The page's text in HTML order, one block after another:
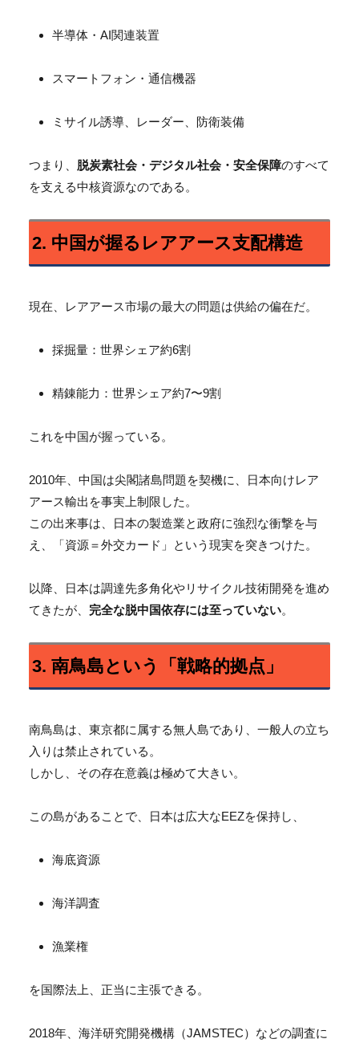
半導体・AI関連装置
スマートフォン・通信機器
ミサイル誘導、レーダー、防衛装備
つまり、 脱炭素社会・デジタル社会・安全保障のすべて
を支える中核資源なのである。
2. 中国が握るレアアース支配構造
現在、レアアース市場の最大の問題は供給の偏在だ。
採掘量：世界シェア約6割
精錬能力：世界シェア約7〜9割
これを中国が握っている。
2010年、中国は尖閣諸島問題を契機に、日本向けレア
アース輸出を事実上制限した。
この出来事は、日本の製造業と政府に強烈な衝撃を与
え、「資源＝外交カード」という現実を突きつけた。
以降、日本は調達先多角化やリサイクル技術開発を進め
てきたが、 完全な脱中国依存には至っていない。
3. 南鳥島という「戦略的拠点」
南鳥島は、東京都に属する無人島であり、一般人の立ち
入りは禁止されている。
しかし、その存在意義は極めて大きい。
この島があることで、日本は広大なEEZを保持し、
海底資源
海洋調査
漁業権
を国際法上、正当に主張できる。
2018年、海洋研究開発機構（JAMSTEC）などの調査に